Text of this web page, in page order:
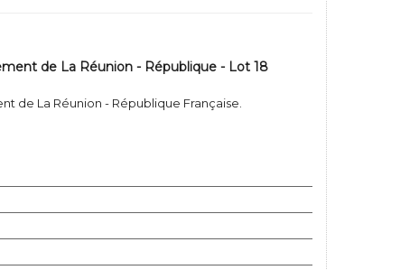
de La Réunion - République - Lot 18
de La Réunion - République Française.